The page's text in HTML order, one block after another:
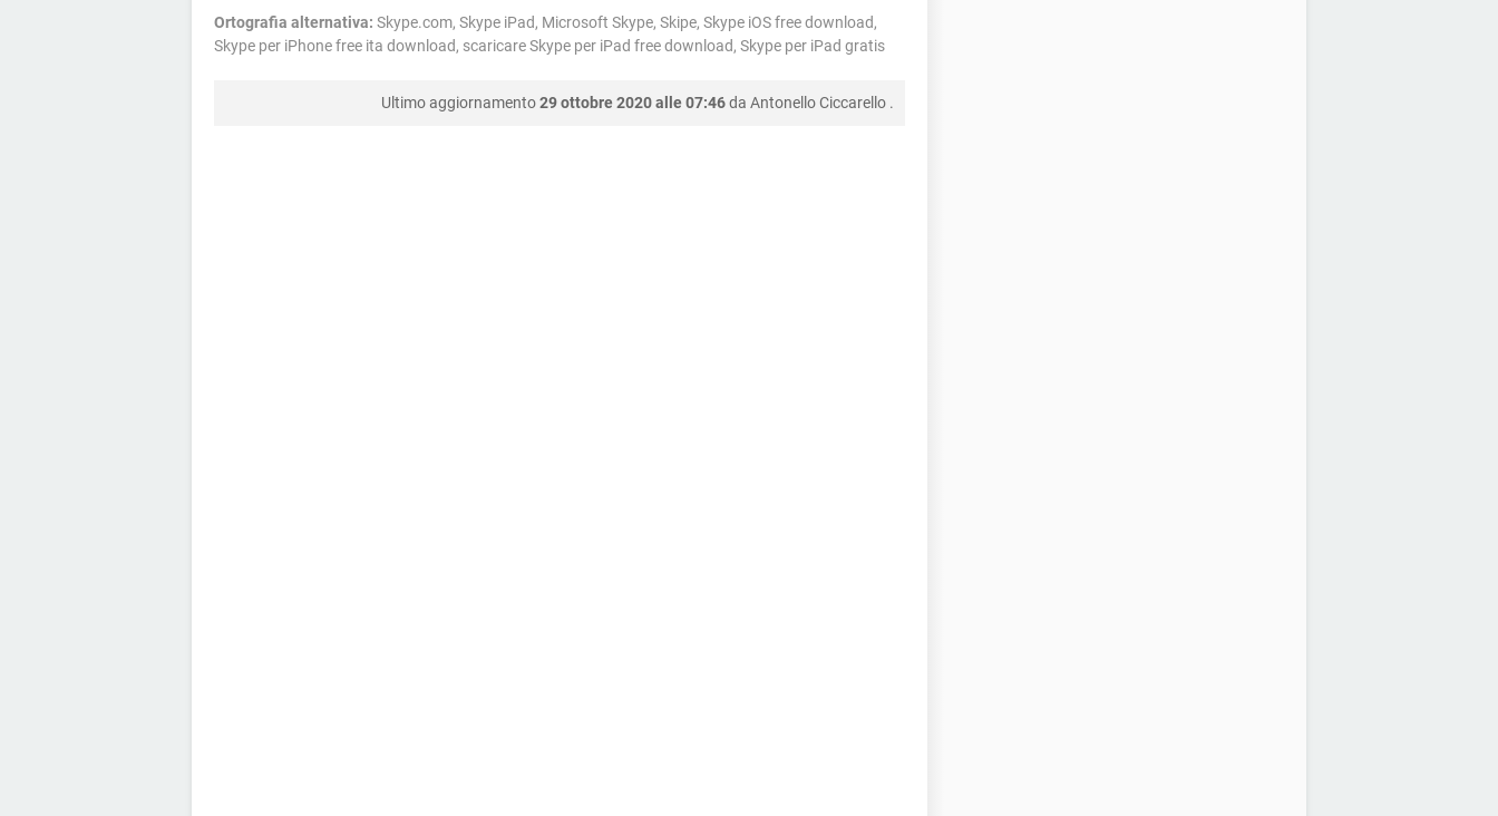
Ortografia alternativa: Skype.com, Skype iPad, Microsoft Skype, Skipe, Skype iOS free download,
Skype per iPhone free ita download, scaricare Skype per iPad free download, Skype per iPad gratis
Ultimo aggiornamento29 ottobre 2020 alle 07:46da Antonello Ciccarello .